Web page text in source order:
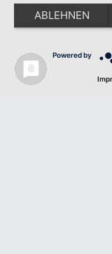
ABLEHNEN
Powered by